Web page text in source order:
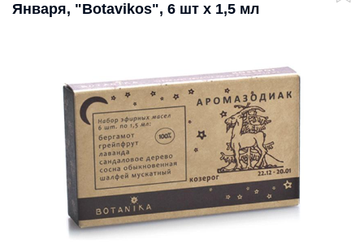
Января, "Botavikos", 6 шт x 1,5 мл